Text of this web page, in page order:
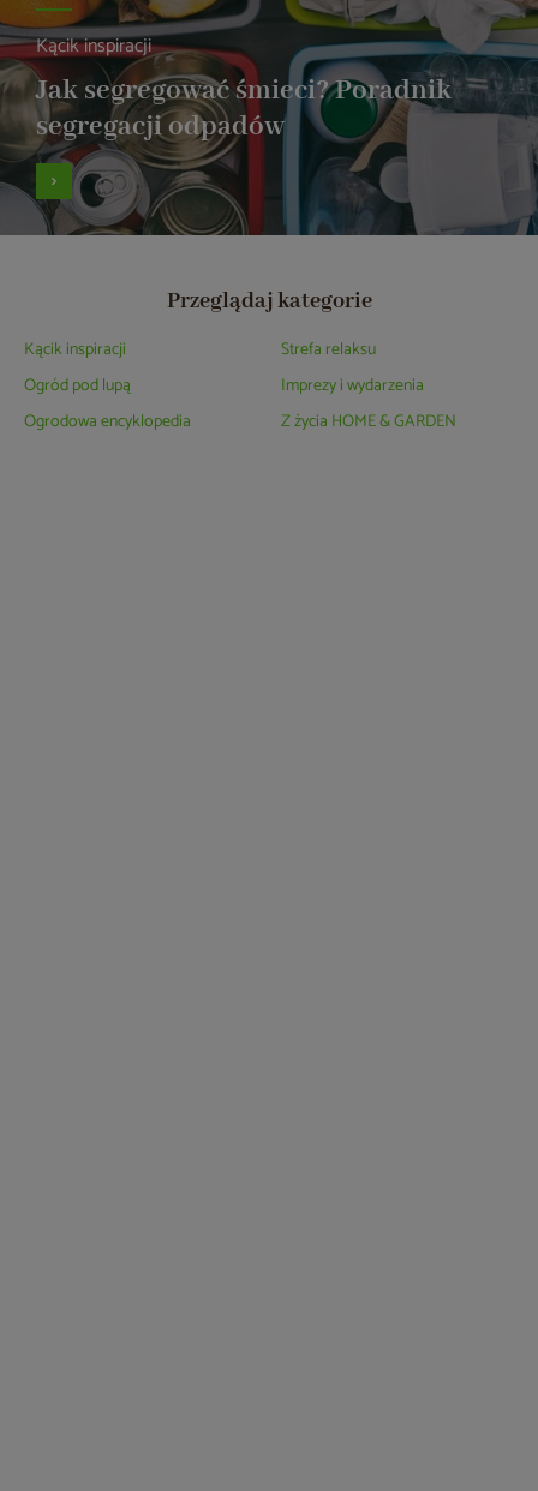
Kącik inspiracji
Jak segregować śmieci? Poradnik
segregacji odpadów
Przeglądaj kategorie
Kącik inspiracji
Ogród pod lupą
Ogrodowa encyklopedia
Strefa relaksu
Imprezy i wydarzenia
Z życia HOME & GARDEN